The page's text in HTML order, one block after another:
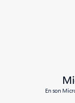
En son